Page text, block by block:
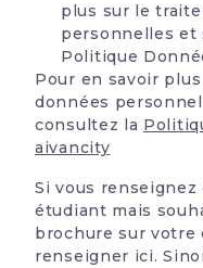
plus sur le
personnelles et
Politique
Pour en savoir
données
consultez la
aivancity
Si vous
étudiant mais
brochure sur votre
renseigner ici.